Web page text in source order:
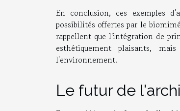
En conclusion, ces exemples
possibilités offertes par le
rappellent que l'intégration de
esthétiquement plaisants,
l'environnement.
Le futur de